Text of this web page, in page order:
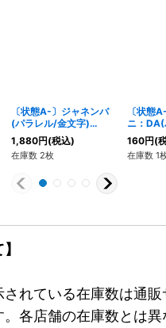
〔状態A-〕ジャネンバ
(パラレル/金文字)
【SR☆】{FB05-080}
1,880円(税込)
在庫数 2枚
〔状態
ニ：
【R☆】
160円(
在庫数 1
れている在庫数は通
各店舗の在庫数とは